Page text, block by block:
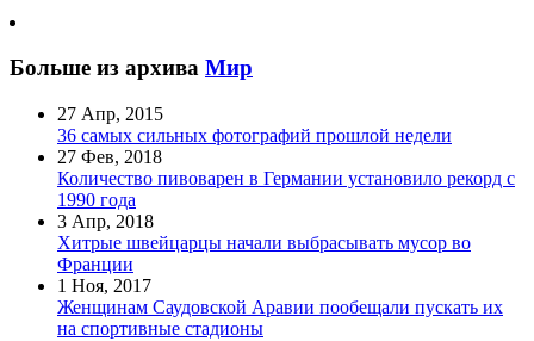
Больше из архива Мир
27 Апр, 2015
36 самых сильных фотографий прошлой недели
27 Фев, 2018
Количество пивоварен в Германии установило рекорд с
1990 года
3 Апр, 2018
Хитрые швейцарцы начали выбрасывать мусор во
Франции
1 Ноя, 2017
Женщинам Саудовской Аравии пообещали пускать их
на спортивные стадионы